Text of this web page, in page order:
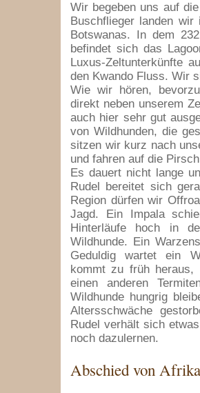
Wir begeben uns auf
Buschflieger landen wir
Botswanas. In dem
befindet sich das
Luxus-Zeltunterkünfte
den Kwando Fluss. Wir
Wie wir hören,
direkt neben unserem
auch hier sehr gut
von Wildhunden, die
sitzen wir kurz nach
und fahren auf die
Es dauert nicht lange
Rudel bereitet sich
Region dürfen wir
Jagd. Ein Impala
Hinterläufe hoch in
Wildhunde. Ein
Geduldig wartet ein
kommt zu früh
einen anderen
Wildhunde hungrig
Altersschwäche
Rudel verhält sich
noch dazulernen.
Abschied von Afrika